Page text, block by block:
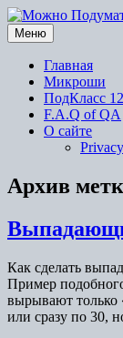
Перейти
к
содержимому
Меню
Главная
Микроши
ПодКласс
F.A.Q of QA
О сайте
Архив
Как сделать
Пример
вырывают только
или сразу по 30,